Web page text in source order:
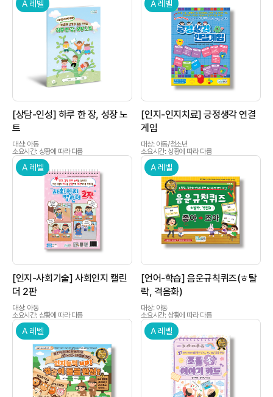
상품이미지
A 레벨
[상담-인성] 하루 한 장, 성장 노
트
대상: 아동
소요시간: 상황에 따라 다름
상품이미지
A 레벨
[인지-인지치료] 긍정생각 연결
게임
대상: 아동/청소년
소요시간: 상황에 따라 다름
상품이미지
A 레벨
[인지-사회기술] 사회인지 캘린
더 2판
대상: 아동
소요시간: 상황에 따라 다름
상품이미지
A 레벨
[언어-학습] 음운규칙퀴즈(ㅎ탈
락, 격음화)
대상: 아동
소요시간: 상황에 따라 다름
상품이미지
A 레벨
상품이미지
A 레벨